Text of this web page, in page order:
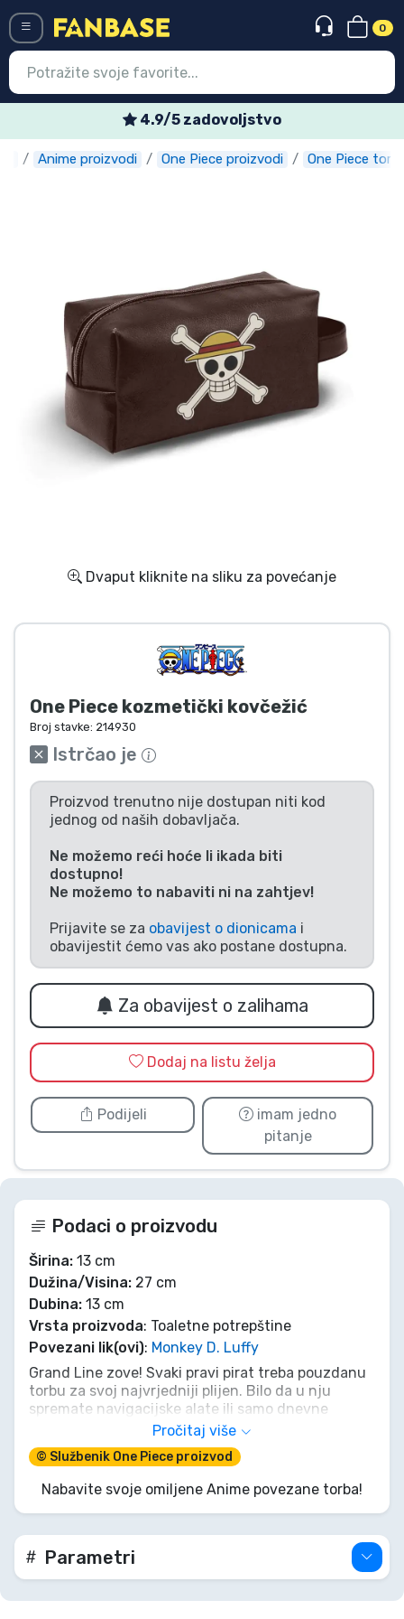
0
4.9/5 zadovoljstvo
Anime proizvodi One Piece proizvodi One Piece
Dvaput kliknite na sliku za povećanje
One Piece kozmetički kovčežić
Broj stavke: 214930
Istrčao je
Proizvod trenutno nije dostupan niti kod
jednog od naših dobavljača.
Ne možemo reći hoće li ikada biti
dostupno!
Ne možemo to nabaviti ni na zahtjev!
Prijavite se za obavijest o dionicama i
obavijestit ćemo vas ako postane dostupna.
Za obavijest o zalihama
Dodaj na listu želja
Podijeli
imam jedno
pitanje
Podaci o proizvodu
Širina: 13 cm
Dužina/Visina: 27 cm
Dubina: 13 cm
Vrsta proizvoda: Toaletne potrepštine
Povezani lik(ovi): Monkey D. Luffy
Grand Line zove! Svaki pravi pirat treba pouzdanu
torbu za svoj najvrjedniji plijen. Bilo da u nju
spremate navigacijske alate ili samo dnevne
potrepštine, ova je torbica dostojna svakog člana
posade Slamnatih šešira. S ponosno istaknutim
legendarnim Jolly Rogerom, svatko će znati da je
vaše putovanje predodređeno za veličinu. Držite
svoju opremu organiziranom i spremnom za svaku
avanturu na otvorenom moru. Vaše putovanje u
potrazi za One Pieceom počinje s pravom
opremom!
Pročitaj više
© Službenik One Piece proizvod
Nabavite svoje omiljene Anime povezane torba!
Parametri
Ulazak Registracija
Ekspresna dostava
Prednarudžbe
Outlet proizvodi
Dostava i plaćanje
TV serija proizvodi
Crtani proizvodi
Anime proizvodi
Gamer proizvodi
Sportski proizvodi
Glazbeni proizvodi
Vrste proizvoda
Marke